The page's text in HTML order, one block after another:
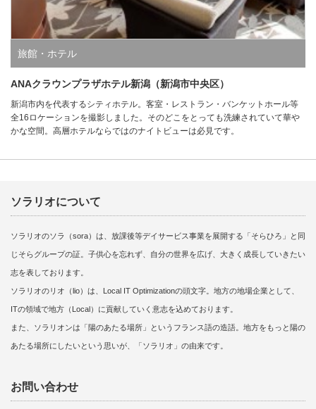
旅館・ホテル
ANAクラウンプラザホテル新潟（新潟市中央区）
新潟市内を代表するシティホテル。客室・レストラン・バンケットホール等
全16ロケーションを撮影しました。そのどこをとっても洗練されていて華や
かな空間。高層ホテルならではのナイトビューは必見です。
ソラリオについて
ソラリオのソラ（sora）は、放課後等デイサービス事業を展開する「そらひろ」と同
じそらグループの証。子供心を忘れず、自分の世界を広げ、大きく成長していきたい
志を表しております。
ソラリオのリオ（lio）は、Local IT Optimizationの頭文字。地方の地場企業として、
ITの領域で地方（Local）に貢献していく意志を込めております。
また、ソラリオンは「陽のあたる場所」というフランス語の造語。地方をもっと陽の
あたる場所にしたいという思いが、「ソラリオ」の由来です。
お問い合わせ